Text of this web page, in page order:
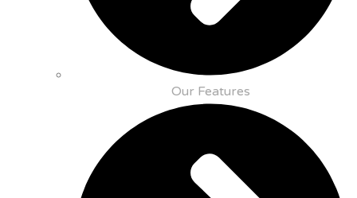
Our Features